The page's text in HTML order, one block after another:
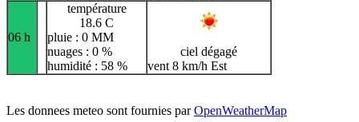
06 h
température
18.6 C
pluie : 0 MM
nuages : 0 %
humidité : 58 %
ciel dégagé
vent 8 km/h Est
Les donnees meteo sont fournies parOpenWeatherMap